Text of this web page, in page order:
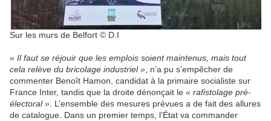
Sur les murs de Belfort © D.I
« Il faut se réjouir que les emplois soient maintenus, mais tout
cela relève du bricolage industriel » , n’a pu s’empêcher de
commenter Benoît Hamon, candidat à la primaire socialiste sur
France Inter, tandis que la droite dénonçait le « rafistolage pré-
électoral » . L’ensemble des mesures prévues a de fait des allures
de catalogue. Dans un premier temps, l’État va commander